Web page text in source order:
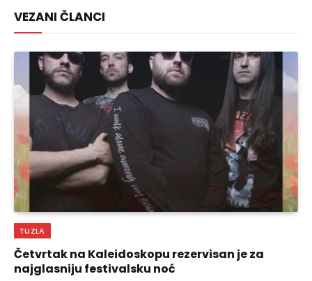
VEZANI ČLANCI
TUZLA
Četvrtak na Kaleidoskopu rezervisan je za
najglasniju festivalsku noć